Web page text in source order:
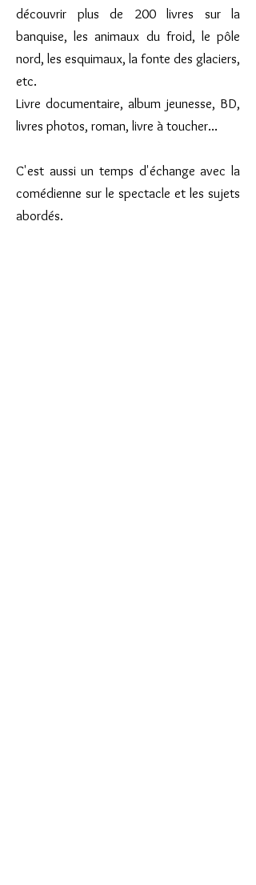
découvrir plus de 200 livres sur la
banquise, les animaux du froid, le pôle
nord, les esquimaux, la fonte des glaciers,
etc.
Livre documentaire, album jeunesse, BD,
livres photos, roman, livre à toucher...
C'est aussi un temps d'échange avec la
comédienne sur le spectacle et les sujets
abordés.